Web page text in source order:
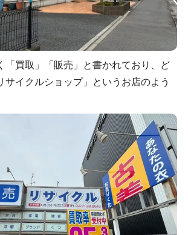
「買取」「販売」と書かれており、ど
サイクルショップ」というお店のよう